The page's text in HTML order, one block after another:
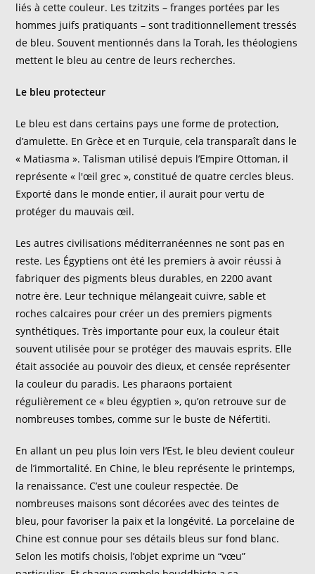
liés à cette couleur. Les tzitzits – franges portées par les
hommes juifs pratiquants – sont traditionnellement tressés
de bleu. Souvent mentionnés dans la Torah, les théologiens
mettent le bleu au centre de leurs recherches.
Le bleu protecteur
Le bleu est dans certains pays une forme de protection,
d’amulette. En Grèce et en Turquie, cela transparaît dans le
« Matiasma ». Talisman utilisé depuis l’Empire Ottoman, il
représente « l'œil grec », constitué de quatre cercles bleus.
Exporté dans le monde entier, il aurait pour vertu de
protéger du mauvais œil.
Les autres civilisations méditerranéennes ne sont pas en
reste. Les Égyptiens ont été les premiers à avoir réussi à
fabriquer des pigments bleus durables, en 2200 avant
notre ère. Leur technique mélangeait cuivre, sable et
roches calcaires pour créer un des premiers pigments
synthétiques. Très importante pour eux, la couleur était
souvent utilisée pour se protéger des mauvais esprits. Elle
était associée au pouvoir des dieux, et censée représenter
la couleur du paradis. Les pharaons portaient
régulièrement ce « bleu égyptien », qu’on retrouve sur de
nombreuses tombes, comme sur le buste de Néfertiti.
En allant un peu plus loin vers l’Est, le bleu devient couleur
de l’immortalité. En Chine, le bleu représente le printemps,
la renaissance. C’est une couleur respectée. De
nombreuses maisons sont décorées avec des teintes de
bleu, pour favoriser la paix et la longévité. La porcelaine de
Chine est connue pour ses détails bleus sur fond blanc.
Selon les motifs choisis, l’objet exprime un “vœu”